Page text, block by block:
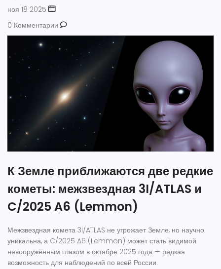
ноя 18 2025
0 Комментарии
К Земле приближаются две редкие
кометы: межзвездная 3I/ATLAS и
C/2025 A6 (Lemmon)
Межзвездная комета 3I/ATLAS не угрожает Земле, но научно
уникальна, а C/2025 A6 (Lemmon) может стать видимой
невооружённым глазом в октябре 2025 года — редкая
возможность для наблюдений по всей России.